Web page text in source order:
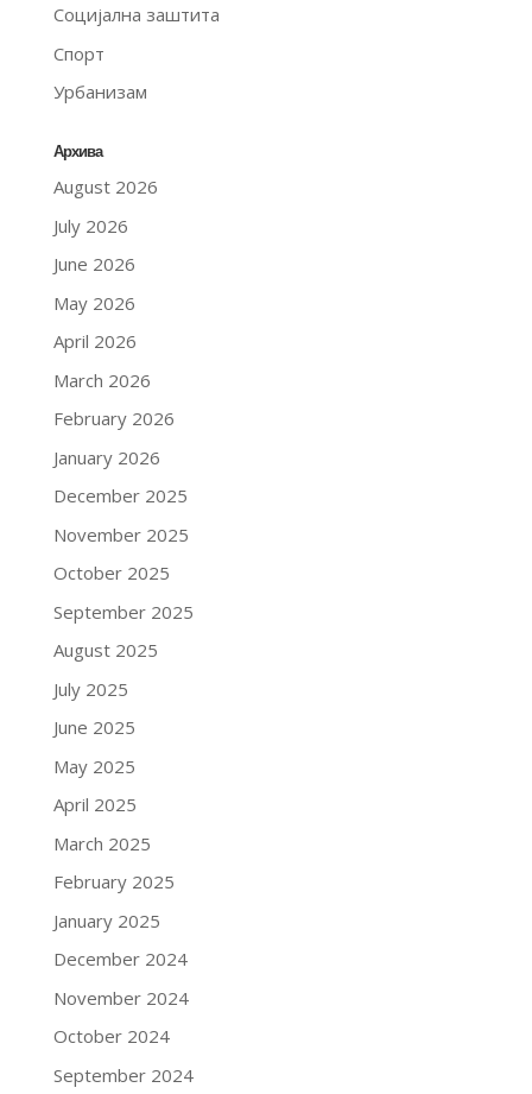
Социјална заштита
Спорт
Урбанизам
Архива
August 2026
July 2026
June 2026
May 2026
April 2026
March 2026
February 2026
January 2026
December 2025
November 2025
October 2025
September 2025
August 2025
July 2025
June 2025
May 2025
April 2025
March 2025
February 2025
January 2025
December 2024
November 2024
October 2024
September 2024